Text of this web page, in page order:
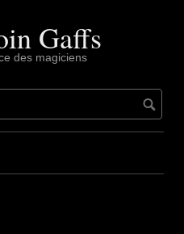
Gaffs
des magiciens